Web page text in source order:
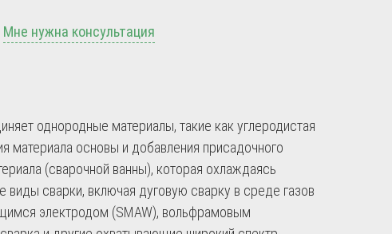
Мне нужна консультация
однородные материалы, такие как углеродистая
материала основы и добавления присадочного
(сварочной ванны), которая охлаждаясь
сварки, включая дуговую сварку в среде газов
электродом (SMAW), вольфрамовым